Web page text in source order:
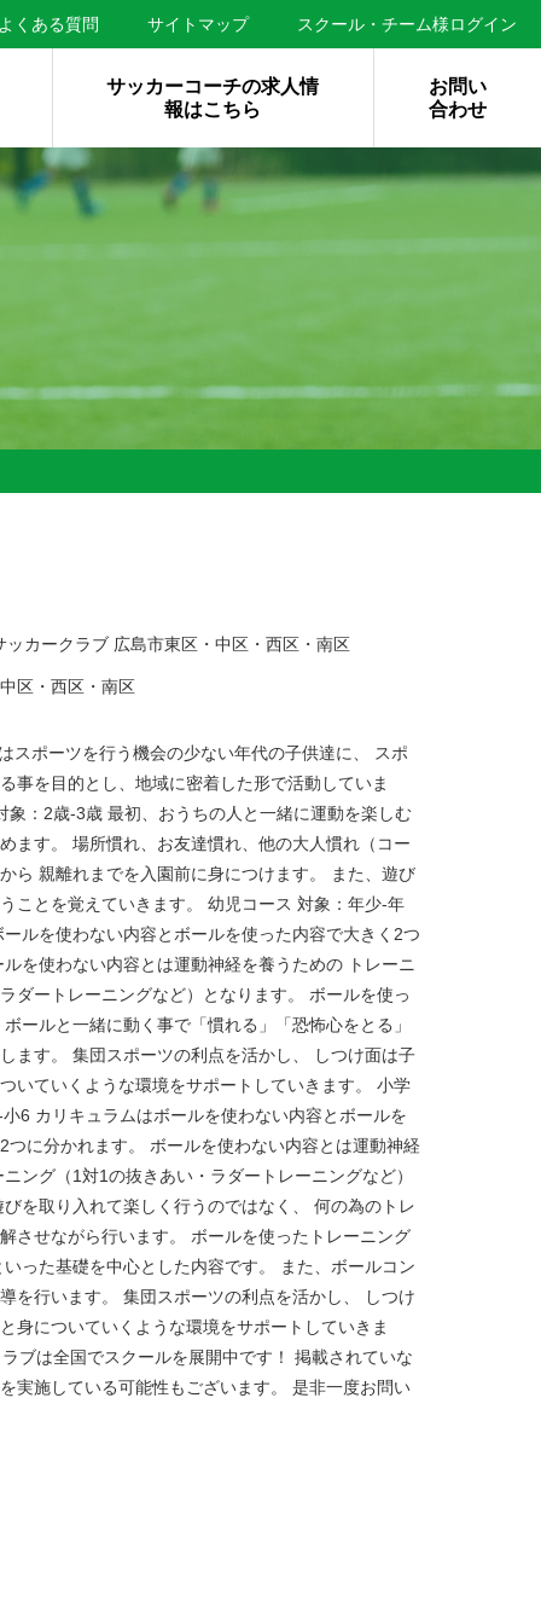
くある質問 サイトマップ スクール・チーム様ログイン
サッカーコーチの求人情
報はこちら
お問い
合わせ
ッカークラブ 広島市東区・中区・西区・南区
区・西区・南区
スポーツを行う機会の少ない年代の子供達に、 スポ
事を目的とし、地域に密着した形で活動していま
象：2歳-3歳 最初、おうちの人と一緒に運動を楽しむ
ます。 場所慣れ、お友達慣れ、他の大人慣れ（コー
ら 親離れまでを入園前に身につけます。 また、遊び
ことを覚えていきます。 幼児コース 対象：年少-年
ルを使わない内容とボールを使った内容で大きく2つ
を使わない内容とは運動神経を養うための トレーニ
ダートレーニングなど）となります。 ボールを使っ
ールと一緒に動く事で「慣れる」「恐怖心をとる」
ます。 集団スポーツの利点を活かし、 しつけ面は子
いていくような環境をサポートしていきます。 小学
6 カリキュラムはボールを使わない内容とボールを
つに分かれます。 ボールを使わない内容とは運動神経
ング（1対1の抜きあい・ラダートレーニングなど）
を取り入れて楽しく行うのではなく、 何の為のトレ
させながら行います。 ボールを使ったトレーニング
った基礎を中心とした内容です。 また、ボールコン
を行います。 集団スポーツの利点を活かし、 しつけ
身についていくような環境をサポートしていきま
ブは全国でスクールを展開中です！ 掲載されていな
実施している可能性もございます。 是非一度お問い